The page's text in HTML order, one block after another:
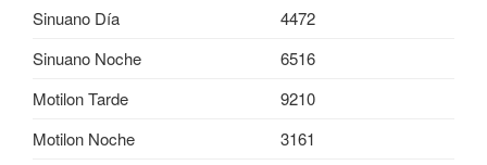
Sinuano Día
4472
Sinuano Noche
6516
Motilon Tarde
9210
Motilon Noche
3161